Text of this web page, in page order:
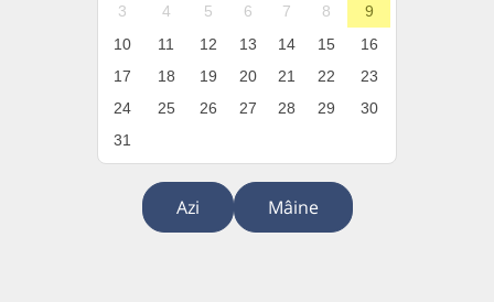
3
4 5 6 7 8
9
10
11 12 13 14 15
16
17
18 19 20 21 22
23
24
25 26 27 28 29
30
31
Azi Mâine